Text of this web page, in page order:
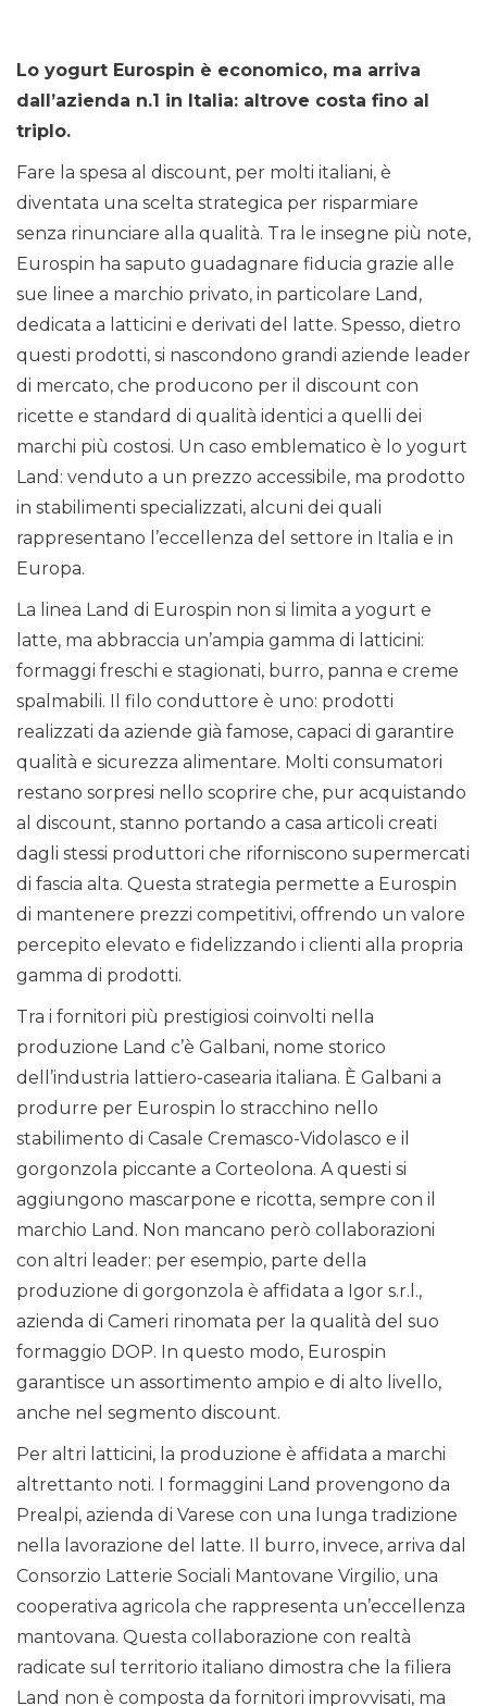
Lo yogurt Eurospin è economico, ma arriva
dall’azienda n.1 in Italia: altrove costa fino al
triplo.
Fare la spesa al discount, per molti italiani, è
diventata una scelta strategica per risparmiare
senza rinunciare alla qualità. Tra le insegne più note,
Eurospin ha saputo guadagnare fiducia grazie alle
sue linee a marchio privato, in particolare Land,
dedicata a latticini e derivati del latte. Spesso, dietro
questi prodotti, si nascondono grandi aziende leader
di mercato, che producono per il discount con
ricette e standard di qualità identici a quelli dei
marchi più costosi. Un caso emblematico è lo yogurt
Land: venduto a un prezzo accessibile, ma prodotto
in stabilimenti specializzati, alcuni dei quali
rappresentano l’eccellenza del settore in Italia e in
Europa.
La linea Land di Eurospin non si limita a yogurt e
latte, ma abbraccia un’ampia gamma di latticini:
formaggi freschi e stagionati, burro, panna e creme
spalmabili. Il filo conduttore è uno: prodotti
realizzati da aziende già famose, capaci di garantire
qualità e sicurezza alimentare. Molti consumatori
restano sorpresi nello scoprire che, pur acquistando
al discount, stanno portando a casa articoli creati
dagli stessi produttori che riforniscono supermercati
di fascia alta. Questa strategia permette a Eurospin
di mantenere prezzi competitivi, offrendo un valore
percepito elevato e fidelizzando i clienti alla propria
gamma di prodotti.
Tra i fornitori più prestigiosi coinvolti nella
produzione Land c’è Galbani, nome storico
dell’industria lattiero-casearia italiana. È Galbani a
produrre per Eurospin lo stracchino nello
stabilimento di Casale Cremasco-Vidolasco e il
gorgonzola piccante a Corteolona. A questi si
aggiungono mascarpone e ricotta, sempre con il
marchio Land. Non mancano però collaborazioni
con altri leader: per esempio, parte della
produzione di gorgonzola è affidata a Igor s.r.l.,
azienda di Cameri rinomata per la qualità del suo
formaggio DOP. In questo modo, Eurospin
garantisce un assortimento ampio e di alto livello,
anche nel segmento discount.
Per altri latticini, la produzione è affidata a marchi
altrettanto noti. I formaggini Land provengono da
Prealpi, azienda di Varese con una lunga tradizione
nella lavorazione del latte. Il burro, invece, arriva dal
Consorzio Latterie Sociali Mantovane Virgilio, una
cooperativa agricola che rappresenta un’eccellenza
mantovana. Questa collaborazione con realtà
radicate sul territorio italiano dimostra che la filiera
Land non è composta da fornitori improvvisati, ma